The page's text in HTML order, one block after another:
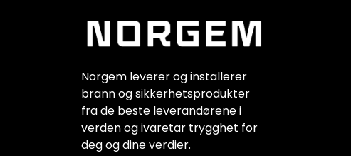
Norgem leverer og installerer
brann og sikkerhetsprodukter
fra de beste leverandørene i
verden og ivaretar trygghet for
deg og dine verdier.